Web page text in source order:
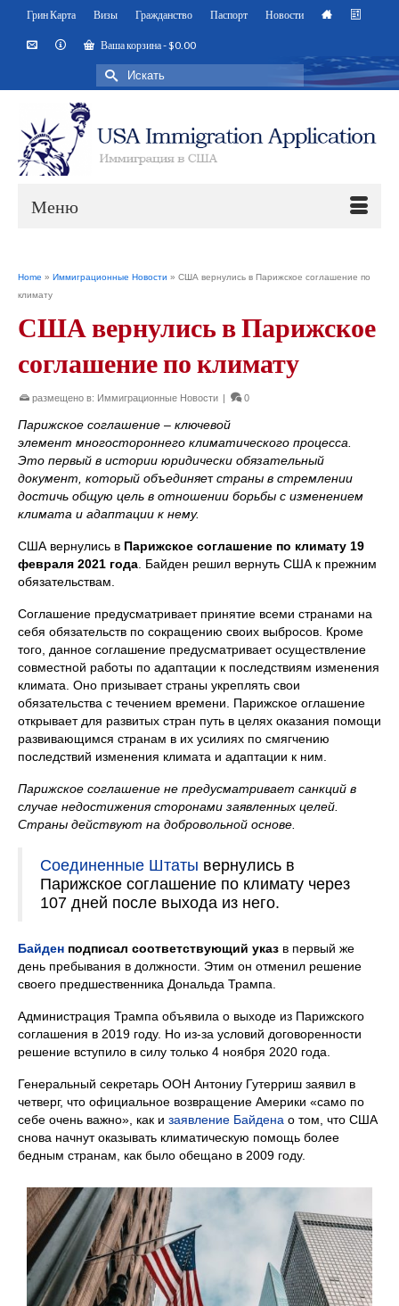
Грин Карта Визы Гражданство Паспорт Новости
Ваша корзина-$0.00
Искать:
Меню
Home » Иммиграционные Новости » США вернулись в Парижское соглашение по
климату
США вернулись в Парижское
соглашение по климату
размещено в: Иммиграционные Новости | 0
Парижское соглашение – ключевой
элемент многостороннего климатического процесса.
Это первый в истории юридически обязательный
документ, который объединяетстраны в стремлении
достичь общую цель в отношении борьбы с изменением
климата и адаптации к нему.
США вернулись в Парижское соглашение по климату 19
февраля 2021 года . Байден решил вернуть США к прежним
обязательствам.
Соглашение предусматривает принятие всеми странами на
себя обязательств по сокращению своих выбросов. Кроме
того, данное соглашение предусматривает осуществление
совместной работы по адаптации к последствиям изменения
климата. Оно призывает страны укреплять свои
обязательства с течением времени. Парижское оглашение
открывает для развитых стран путь в целях оказания помощи
развивающимся странам в их усилиях по смягчению
последствий изменения климата и адаптации к ним.
Парижское соглашение не предусматривает санкций в
случае недостижения сторонами заявленных целей.
Страны действуют на добровольной основе.
Соединенные Штаты вернулись в
Парижское соглашение по климату через
107 дней после выхода из него.
Байден подписал соответствующий указ в первый же
день пребывания в должности. Этим он отменил решение
своего предшественника Дональда Трампа.
Администрация Трампа объявила о выходе из Парижского
соглашения в 2019 году. Но из-за условий договоренности
решение вступило в силу только 4 ноября 2020 года.
Генеральный секретарь ООН Антониу Гутерриш заявил в
четверг, что официальное возвращение Америки «само по
себе очень важно», как и заявление Байдена о том, что США
снова начнут оказывать климатическую помощь более
бедным странам, как было обещано в 2009 году.